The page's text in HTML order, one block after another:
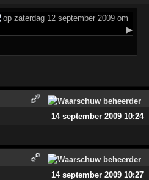
op zaterdag 12 september 2009 om
▶
14 september 2009 10:24
14 september 2009 10:27